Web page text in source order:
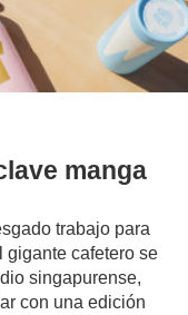
manga
trabajo para
gigante cafetero se
singapurense,
con una edición